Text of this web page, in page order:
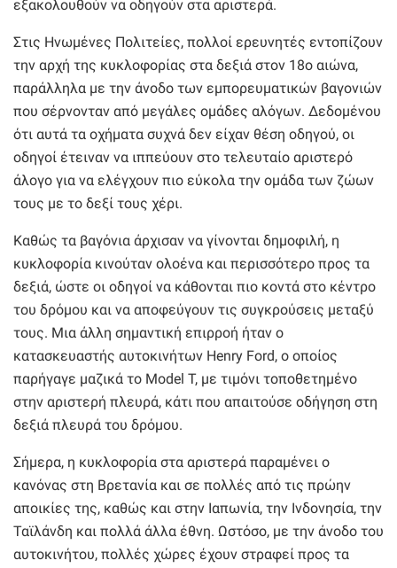
εξακολουθούν να οδηγούν στα αριστερά.
Στις Ηνωμένες Πολιτείες, πολλοί ερευνητές εντοπίζουν
την αρχή της κυκλοφορίας στα δεξιά στον 18ο αιώνα,
παράλληλα με την άνοδο των εμπορευματικών βαγονιών
που σέρνονταν από μεγάλες ομάδες αλόγων. Δεδομένου
ότι αυτά τα οχήματα συχνά δεν είχαν θέση οδηγού, οι
οδηγοί έτειναν να ιππεύουν στο τελευταίο αριστερό
άλογο για να ελέγχουν πιο εύκολα την ομάδα των ζώων
τους με το δεξί τους χέρι.
Καθώς τα βαγόνια άρχισαν να γίνονται δημοφιλή, η
κυκλοφορία κινούταν ολοένα και περισσότερο προς τα
δεξιά, ώστε οι οδηγοί να κάθονται πιο κοντά στο κέντρο
του δρόμου και να αποφεύγουν τις συγκρούσεις μεταξύ
τους. Μια άλλη σημαντική επιρροή ήταν ο
κατασκευαστής αυτοκινήτων Henry Ford, ο οποίος
παρήγαγε μαζικά το Model T, με τιμόνι τοποθετημένο
στην αριστερή πλευρά, κάτι που απαιτούσε οδήγηση στη
δεξιά πλευρά του δρόμου.
Σήμερα, η κυκλοφορία στα αριστερά παραμένει ο
κανόνας στη Βρετανία και σε πολλές από τις πρώην
αποικίες της, καθώς και στην Ιαπωνία, την Ινδονησία, την
Ταϊλάνδη και πολλά άλλα έθνη. Ωστόσο, με την άνοδο του
αυτοκινήτου, πολλές χώρες έχουν στραφεί προς τα